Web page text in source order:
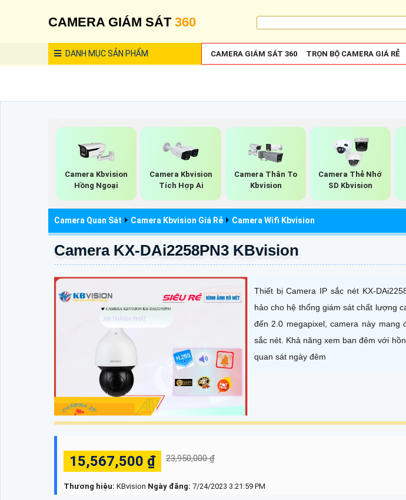
CAMERA GIÁM SÁT 360
DANH MỤCSẢN PHẨM CAMERA GIÁM SÁT 360 TRỌN BỘ CAMERA GIÁ RẺ
Camera Kbvision
Hồng Ngoại
Camera Kbvision
Tích Hợp Ai
Camera Thân To
Kbvision
Camera Thẻ Nhớ
SD Kbvision
Camera Quan Sát Camera Kbvision Giá Rẻ Camera Wifi Kbvision
Camera KX-DAi2258PN3 KBvision
Thiết bị Camera IP sắc nét KX-
hảo cho hệ thống giám sát chất lượng
đến 2.0 megapixel, camera này mang
sắc nét. Khả năng xem ban đêm với
quan sát ngày đêm
15,567,500 ₫ 23,950,000 ₫
Thương hiệu: KBvision Ngày đăng: 7/24/2023 3:21:59 PM